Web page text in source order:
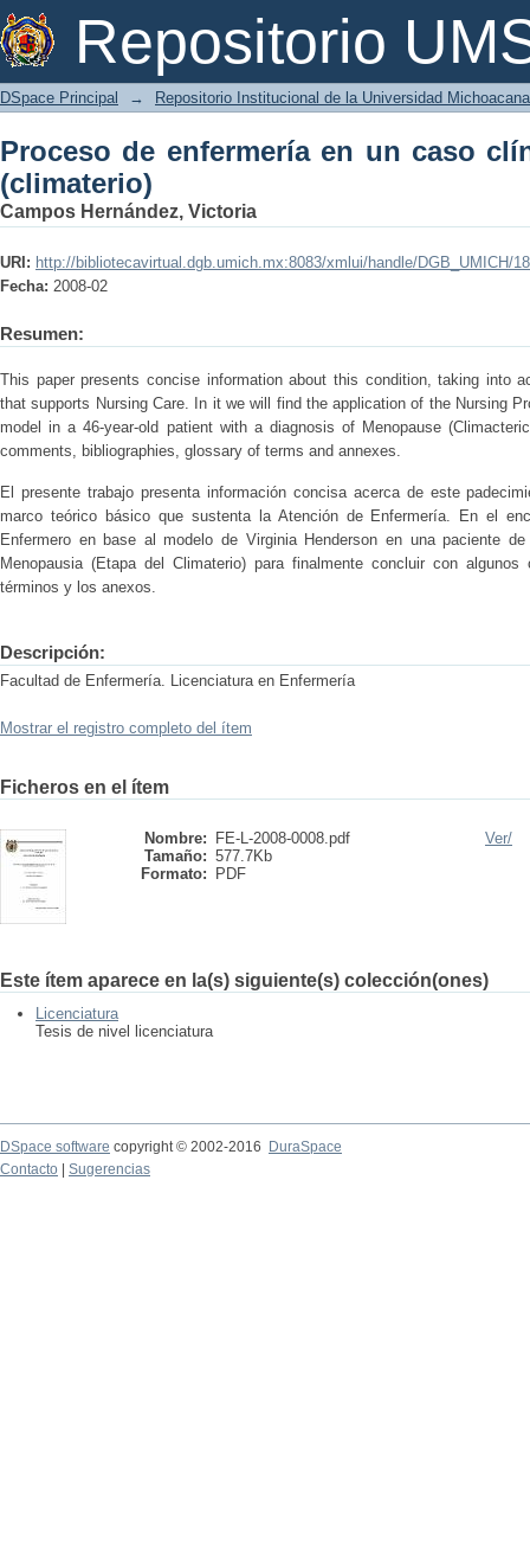
Repositorio
Proceso de enfermería en un caso
DSpace Principal → Repositorio Institucional de la Universidad
Proceso de enfermería en un caso
(climaterio)
Campos Hernández, Victoria
URI: http://bibliotecavirtual.dgb.umich.mx:8083/xmlui/handle/DGB_UMICH/
Fecha: 2008-02
Resumen:
This paper presents concise information about this condition, taking into
that supports Nursing Care. In it we will find the application of the Nursing
model in a 46-year-old patient with a diagnosis of Menopause
comments, bibliographies, glossary of terms and annexes.
El presente trabajo presenta información concisa acerca de este
marco teórico básico que sustenta la Atención de Enfermería. En el
Enfermero en base al modelo de Virginia Henderson en una paciente
Menopausia (Etapa del Climaterio) para finalmente concluir con
términos y los anexos.
Descripción:
Facultad de Enfermería. Licenciatura en Enfermería
Mostrar el registro completo del ítem
Ficheros en el ítem
Nombre:
FE-L-2008-0008.pdf
Tamaño: 577.7Kb
Formato:
PDF
Ver/
Este ítem aparece en la(s) siguiente(s) colección(ones)
Licenciatura
Tesis de nivel licenciatura
DSpace software copyright © 2002-2016
DuraSpace
Contacto
Sugerencias